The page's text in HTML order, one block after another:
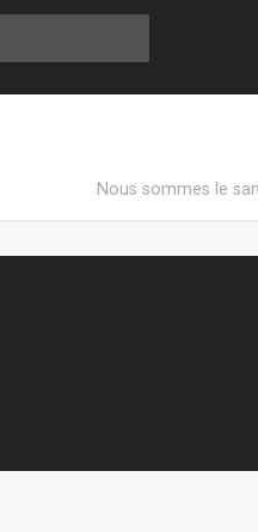
Nous sommes le